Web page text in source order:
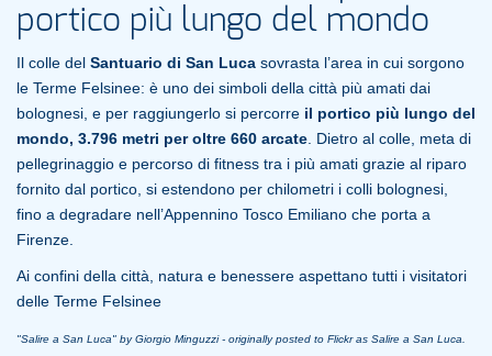
portico più lungo del mondo
Il colle del Santuario di San Luca sovrasta l’area in cui sorgono
le Terme Felsinee: è uno dei simboli della città più amati dai
bolognesi, e per raggiungerlo si percorre il portico più lungo del
mondo, 3.796 metri per oltre 660 arcate . Dietro al colle, meta di
pellegrinaggio e percorso di fitness tra i più amati grazie al riparo
fornito dal portico, si estendono per chilometri i colli bolognesi,
fino a degradare nell’Appennino Tosco Emiliano che porta a
Firenze.
Ai confini della città, natura e benessere aspettano tutti i visitatori
delle Terme Felsinee
"Salire a San Luca" by Giorgio Minguzzi - originally posted to Flickr as Salire a San Luca.